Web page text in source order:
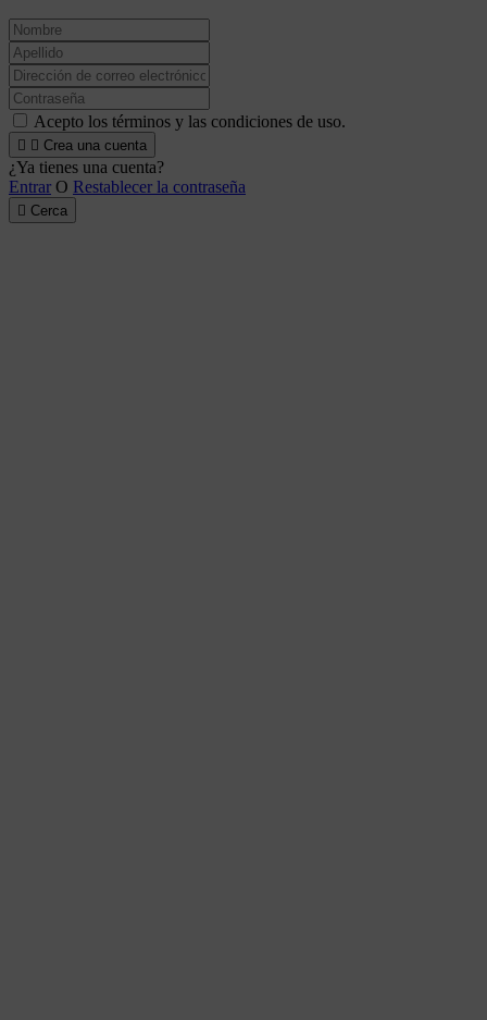
Acepto los términos y las condiciones de uso.
  Crea una cuenta
¿Ya tienes una cuenta?
Entrar O Restablecer la contraseña
 Cerca